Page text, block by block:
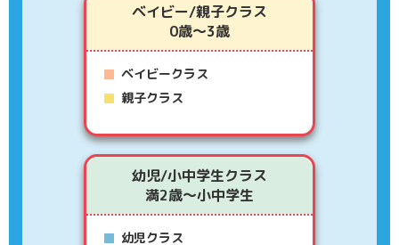
ベイビー/親子クラス
0歳～3歳
ベイビークラス
親子クラス
幼児/小中学生クラス
満2歳～小中学生
幼児クラス